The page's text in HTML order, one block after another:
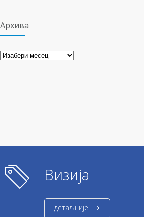
Архива
Архива
Визија
детаљније